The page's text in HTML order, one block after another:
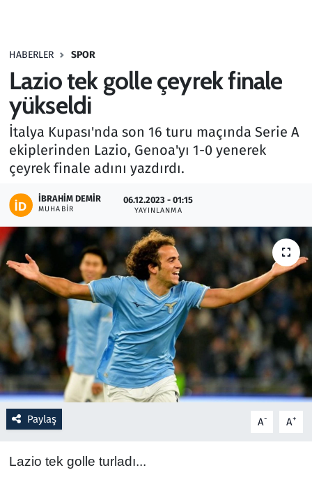
HABERLER SPOR
Lazio tek golle çeyrek finale
yükseldi
İtalya Kupası'nda son 16 turu maçında Serie A
ekiplerinden Lazio, Genoa'yı 1-0 yenerek
çeyrek finale adını yazdırdı.
İBRAHIM DEMIR
MUHABIR
06.12.2023 - 01:15
YAYINLANMA
Paylaş A- A+
Lazio tek golle turladı...
Haber
Kültür Sanat
Kurumsal Haberler
Lezzet Durağı
Memur ve Kamu
Otomobil
Oyun
Ramazan
Resmi İlanlar
Rüya Tabirleri
Sağlık